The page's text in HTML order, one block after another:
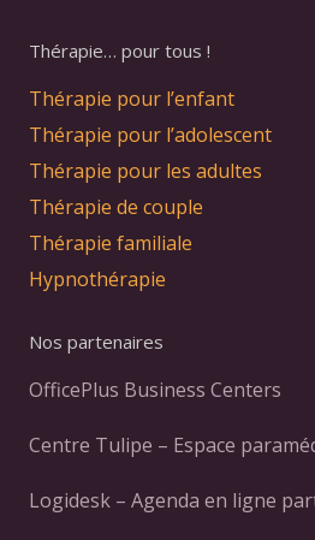
Thérapie… pour tous !
Thérapie pour l’enfant
Thérapie pour l’adolescent
Thérapie pour les adultes
Thérapie de couple
Thérapie familiale
Hypnothérapie
Nos partenaires
OfficePlus Business Centers
Centre Tulipe – Espace
Logidesk – Agenda en ligne